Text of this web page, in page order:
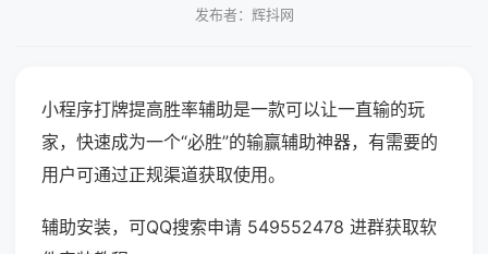
发布者：辉抖网
小程序打牌提高胜率辅助是一款可以让一直输的玩
家，快速成为一个“必胜”的输赢辅助神器，有需要的
用户可通过正规渠道获取使用。
辅助安装，可QQ搜索申请 549552478 进群获取软